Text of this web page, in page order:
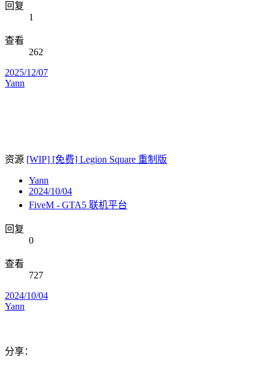
回复
1
查看
262
2025/12/07
Yann
资源 [WIP] [免费] Legion Square 重制版
Yann
2024/10/04
FiveM - GTA5 联机平台
回复
0
查看
727
2024/10/04
Yann
分享：